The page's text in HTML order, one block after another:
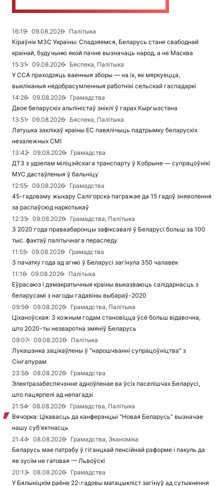
16:19 09.08.2026
Палітыка
Кіраўнік МЗС Украіны: Спадзяемся, Беларусь стане свабоднай
краінай, будучыню якой пачне вызначаць народ, а не Масква
15:31
09.08.2026
Бяспека, Палітыка
У ССА праходзяць ваенныя зборы — на іх, як мяркуецца,
выкліканыя нядобрасумленныя работнікі сельскай гаспадаркі
14:26
09.08.2026
Грамадства
Двое беларускіх альпіністаў зніклі ў гарах Кыргызстана
13:51
09.08.2026
Бяспека, Палітыка
Латушка заклікаў краіны ЕС павялічыць падтрымку беларускіх
незалежных СМІ
13:42
09.08.2026
Грамадства
ДТЗ з удзелам міліцэйскага транспарту ў Кобрыне — супрацоўнікі
МУС дастаўленыя ў бальніцу
12:55
09.08.2026
Грамадства
45-гадоваму жыхару Салігорска пагражае да 15 гадоў зняволення
за распаўсюд наркотыкаў
12:35
09.08.2026
Грамадства, Палітыка
З 2020 года праваабаронцы зафіксавалі ў Беларусі больш за 100
тыс. фактаў палітычнага пераследу
11:55
09.08.2026
Грамадства
З пачатку года ад агню ў Беларусі загінула 350 чалавек
11:16
09.08.2026
Палітыка
Еўрасаюз і дэмакратычныя краіны выказваюць салідарнасць з
беларусамі з нагоды гадавіны выбараў-2020
09:56
09.08.2026
Грамадства, Палітыка
Ціханоўская: З кожным годам становіцца ўсё больш відавочна,
што 2020-ты незваротна змяніў Беларусь
09:07
09.08.2026
Палітыка
Лукашэнка зацікаўлены ў "нарошчванні супрацоўніцтва" з
Сінгапурам
23:56
08.08.2026
Грамадства
Электразабеспячэнне адноўленае ва ўсіх паселішчах Беларусі,
што пацярпелі ад непагадзі
21:54
08.08.2026
Грамадства, Палітыка
Вячорка: Цікавасць да канферэнцыі "Новая Беларусь" вызначае
нашу суб'ектнасць
21:44
08.08.2026
Грамадства, Эканоміка
Беларусь мае патрэбу ў гіганцкай пенсійнай рэформе і пакуль да
яе зусім не гатовая — Львоўскі
20:13
08.08.2026
Грамадства
У Бялыніцкім раёне 22-гадовы матацыкліст загінуў ад сутыкнення